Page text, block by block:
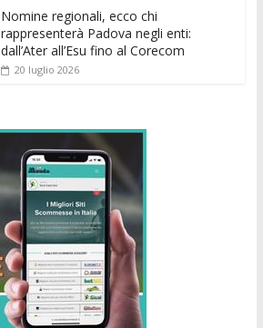
Nomine regionali, ecco chi
rappresenterà Padova negli enti:
dall’Ater all’Esu fino al Corecom
20 luglio 2026